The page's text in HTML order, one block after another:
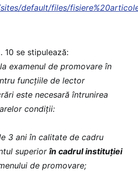
default/files/
10 se stipulează:
examenul de promovare în
funcțiile de lector
este necesară întrunirea
condiții:
3 ani în calitate de cadru
superior în cadrul instituţiei
de promovare;